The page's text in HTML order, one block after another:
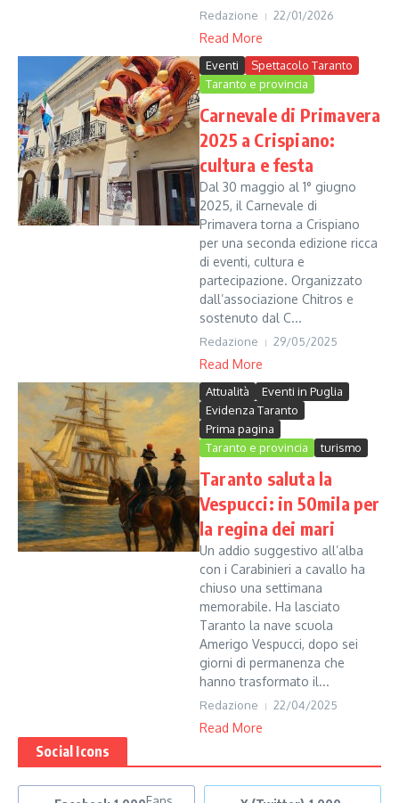
Redazione 22/01/2026
Read More
Eventi
Spettacolo Taranto
Taranto e provincia
Carnevale di Primavera
2025 a Crispiano:
cultura e festa
Dal 30 maggio al 1° giugno
2025, il Carnevale di
Primavera torna a Crispiano
per una seconda edizione ricca
di eventi, cultura e
partecipazione. Organizzato
dall’associazione Chitros e
sostenuto dal C...
Redazione 29/05/2025
Read More
Attualità
Eventi in Puglia
Evidenza Taranto
Prima pagina
Taranto e provincia
turismo
Taranto saluta la
Vespucci: in 50mila per
la regina dei mari
Un addio suggestivo all’alba
con i Carabinieri a cavallo ha
chiuso una settimana
memorabile. Ha lasciato
Taranto la nave scuola
Amerigo Vespucci, dopo sei
giorni di permanenza che
hanno trasformato il...
Redazione 22/04/2025
Read More
Social Icons